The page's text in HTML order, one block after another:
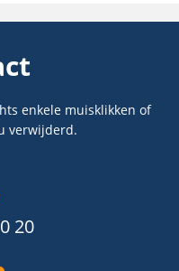
enkele muisklikken of
verwijderd.
20